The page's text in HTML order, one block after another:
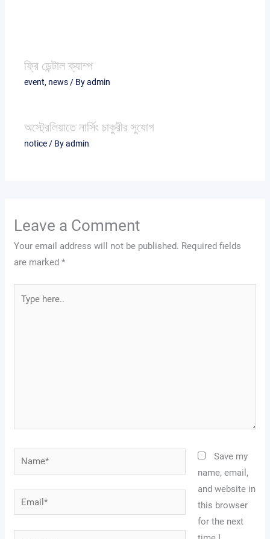
ফ্রি ডেন্টাল ক্যাম্প
event, news / Byadmin
অস্ট্রেলিয়াতে নার্সিং চাকুরীর সুযোগ
notice / Byadmin
Leave a Comment
Your email address will not be published. Required fields
are marked*
here..
Name*
Email*
Save my
name, email,
and website in
this browser
for the next